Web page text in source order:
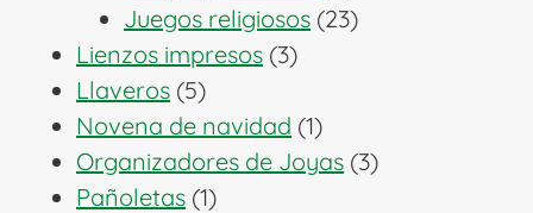
productos
Juegos religiosos 2323
Lienzos impresos 33
Llaveros 55
productos
Novena de navidad 11
producto
Organizadores de Joyas 33
Pañoletas 11